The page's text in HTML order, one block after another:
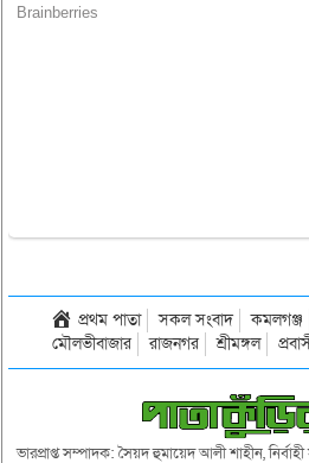
প্রথম পাতা সকল সংবাদ কমলগঞ্জ
মৌলভীবাজার
রাজনগর শ্রীমঙ্গল
ভারপ্রাপ্ত সম্পাদক: সৈয়দ হুমায়েদ আলী শাহীন,